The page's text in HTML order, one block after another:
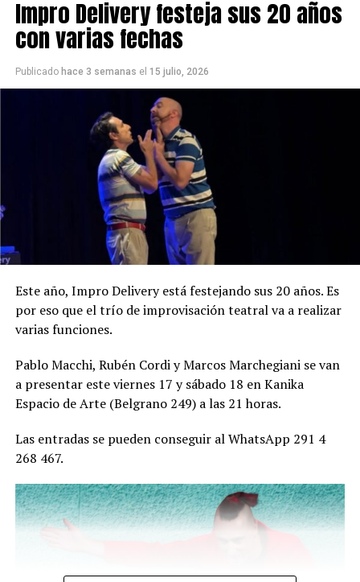
Impro Delivery festeja sus 20 años
con varias fechas
Publicado hace 3 semanas el 15 julio, 2026
Este año, Impro Delivery está festejando sus 20 años. Es
por eso que el trío de improvisación teatral va a realizar
varias funciones.
Pablo Macchi, Rubén Cordi y Marcos Marchegiani se van
a presentar este viernes 17 y sábado 18 en Kanika
Espacio de Arte (Belgrano 249) a las 21 horas.
Las entradas se pueden conseguir al WhatsApp 291 4
268 467.